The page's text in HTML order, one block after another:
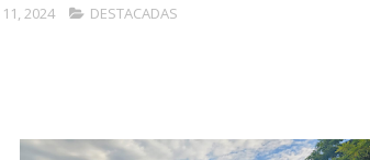
2024 DESTACADAS